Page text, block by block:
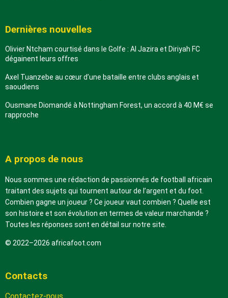
Dernières nouvelles
Olivier Ntcham courtisé dans le Golfe : Al Jazira et Diriyah FC
dégainent leurs offres
Axel Tuanzebe au cœur d’une bataille entre clubs anglais et
saoudiens
Ousmane Diomandé à Nottingham Forest, un accord à 40 M€ se
rapproche
A propos de nous
Nous sommes une rédaction de passionnés de football africain
traitant des sujets qui tournent autour de l’argent et du foot.
Combien gagne un joueur ? Ce joueur vaut combien ? Quelle est
son histoire et son évolution en termes de valeur marchande ?
Toutes les réponses sont en détail sur notre site.
© 2022–2026 africafoot.com
Contacts